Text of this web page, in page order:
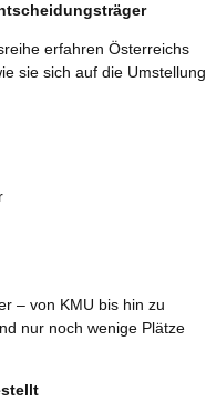
erfahren Österreichs
sie sich auf die Umstellung
– von KMU bis hin zu
nur noch wenige Plätze